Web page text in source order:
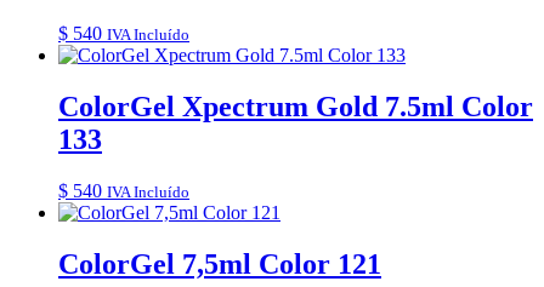
$ 540 IVA Incluído
ColorGel Xpectrum Gold 7.5ml Color
133
$ 540 IVA Incluído
ColorGel 7,5ml Color 121